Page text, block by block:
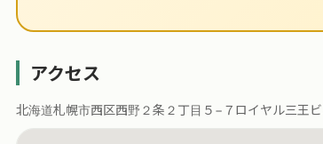
アクセス
北海道札幌市西区西野２条２丁目５−７ロイヤル三王